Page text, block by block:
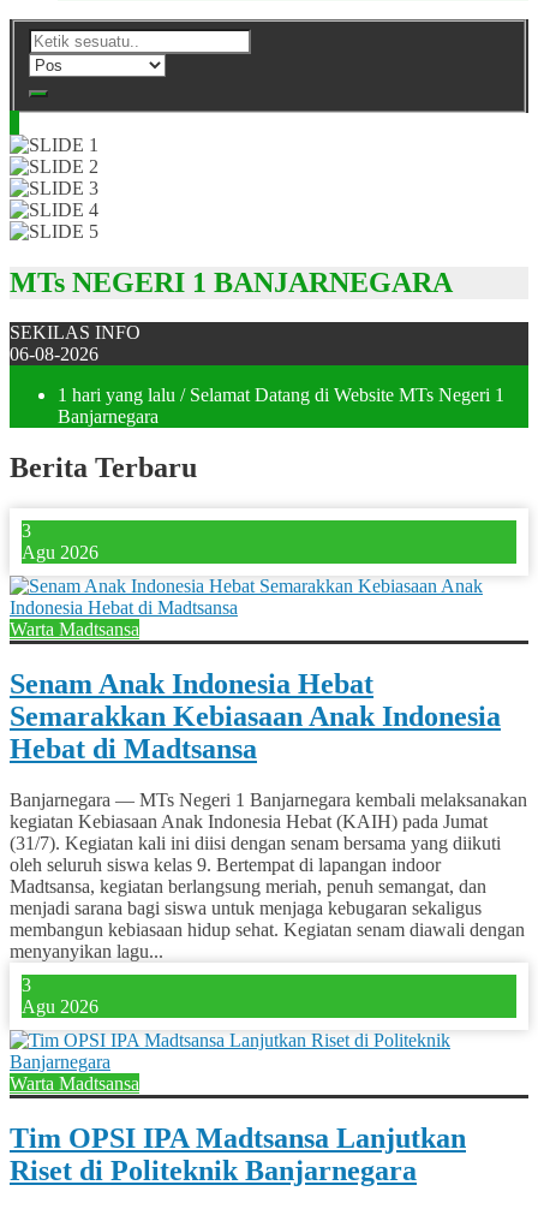
MTs NEGERI 1 BANJARNEGARA
SEKILAS INFO
06-08-2026
1 hari yang lalu / Selamat Datang di Website MTs Negeri 1
Banjarnegara
Berita Terbaru
3
Agu 2026
Warta Madtsansa
Senam Anak Indonesia Hebat
Semarakkan Kebiasaan Anak Indonesia
Hebat di Madtsansa
Banjarnegara — MTs Negeri 1 Banjarnegara kembali melaksanakan
kegiatan Kebiasaan Anak Indonesia Hebat (KAIH) pada Jumat
(31/7). Kegiatan kali ini diisi dengan senam bersama yang diikuti
oleh seluruh siswa kelas 9. Bertempat di lapangan indoor
Madtsansa, kegiatan berlangsung meriah, penuh semangat, dan
menjadi sarana bagi siswa untuk menjaga kebugaran sekaligus
membangun kebiasaan hidup sehat. Kegiatan senam diawali dengan
menyanyikan lagu...
3
Agu 2026
Warta Madtsansa
Tim OPSI IPA Madtsansa Lanjutkan
Riset di Politeknik Banjarnegara